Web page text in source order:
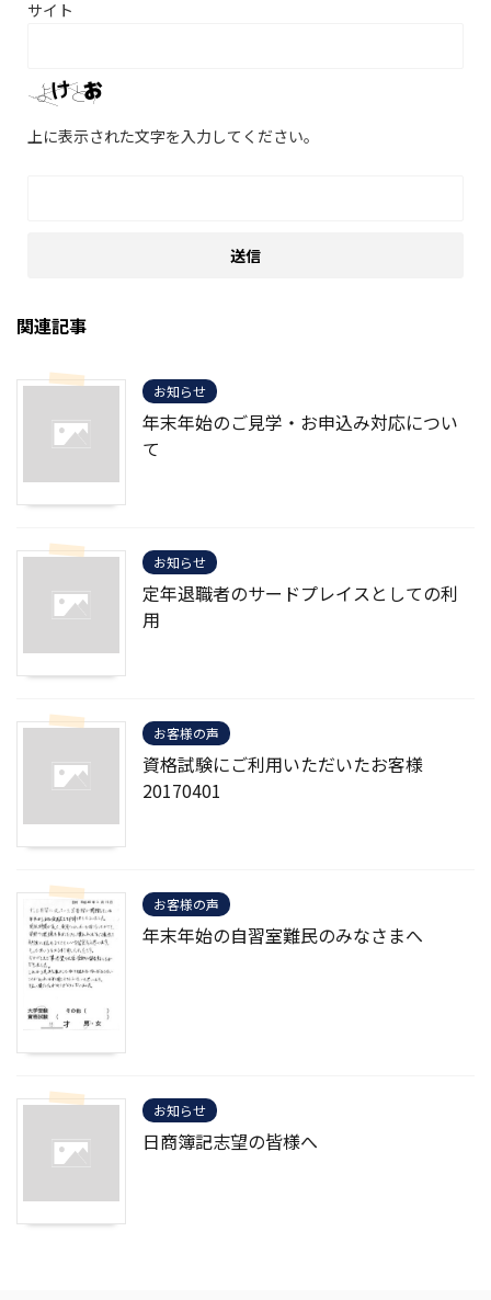
サイト
上に表示された文字を入力してください。
関連記事
お知らせ
年末年始のご見学・お申込み対応につい
て
お知らせ
定年退職者のサードプレイスとしての利
用
お客様の声
資格試験にご利用いただいたお客様
20170401
お客様の声
年末年始の自習室難民のみなさまへ
お知らせ
日商簿記志望の皆様へ